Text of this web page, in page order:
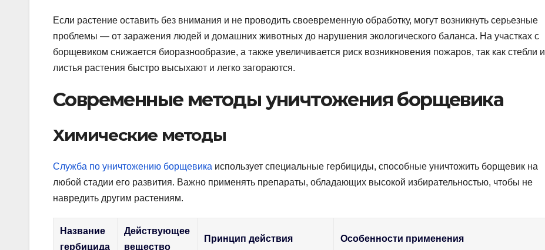
Если растение оставить без внимания и не проводить своевременную обработку, могут возникнуть серьезные
проблемы — от заражения людей и домашних животных до нарушения экологического баланса. На участках с
борщевиком снижается биоразнообразие, а также увеличивается риск возникновения пожаров, так как стебли и
листья растения быстро высыхают и легко загораются.
Современные методы уничтожения борщевика
Химические методы
Служба по уничтожению борщевика использует специальные гербициды, способные уничтожить борщевик на
любой стадии его развития. Важно применять препараты, обладающих высокой избирательностью, чтобы не
навредить другим растениям.
Название
гербицида
Действующее
вещество
Принцип действия Особенности применения